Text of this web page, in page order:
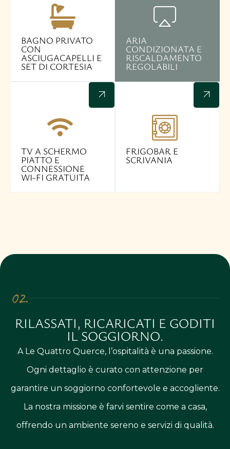
BAGNO PRIVATO
CON
ASCIUGACAPELLI E
SET DI CORTESIA
ARIA
CONDIZIONATA E
RISCALDAMENTO
REGOLABILI
TV A SCHERMO
PIATTO E
CONNESSIONE
WI-FI GRATUITA
FRIGOBAR E
SCRIVANIA​
02.
RILASSATI, RICARICATI E GODITI
IL SOGGIORNO.
A Le Quattro Querce, l’ospitalità è una passione.
Ogni dettaglio è curato con attenzione per
garantire un soggiorno confortevole e accogliente.
La nostra missione è farvi sentire come a casa,
offrendo un ambiente sereno e servizi di qualità.